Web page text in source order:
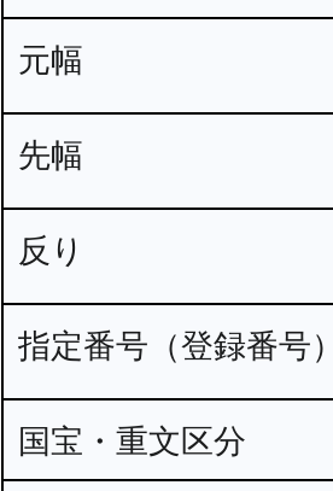
元幅
先幅
反り
指定番号（登録番号）
国宝・重文区分